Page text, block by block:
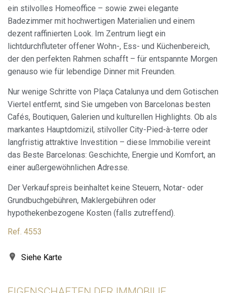
ein stilvolles Homeoffice – sowie zwei elegante
Badezimmer mit hochwertigen Materialien und einem
dezent raffinierten Look. Im Zentrum liegt ein
lichtdurchfluteter offener Wohn-, Ess- und Küchenbereich,
der den perfekten Rahmen schafft – für entspannte Morgen
genauso wie für lebendige Dinner mit Freunden.
Nur wenige Schritte von Plaça Catalunya und dem Gotischen
Viertel entfernt, sind Sie umgeben von Barcelonas besten
Cafés, Boutiquen, Galerien und kulturellen Highlights. Ob als
markantes Hauptdomizil, stilvoller City-Pied-à-terre oder
langfristig attraktive Investition – diese Immobilie vereint
das Beste Barcelonas: Geschichte, Energie und Komfort, an
einer außergewöhnlichen Adresse.
Der Verkaufspreis beinhaltet keine Steuern, Notar- oder
Grundbuchgebühren, Maklergebühren oder
hypothekenbezogene Kosten (falls zutreffend).
Ref. 4553
Siehe Karte
Cookies ändern
Technik und Funktional
Immer aktiv
Diese Website verwendet eigene Cookies, um
Informationen zu sammeln, um unsere Dienste zu
verbessern. Wenn Sie weiter surfen, akzeptieren Sie deren
Installation. Der Benutzer hat die Möglichkeit, seinen
Browser zu konfigurieren und auf Wunsch zu verhindern,
dass er auf seiner Festplatte installiert wird, obwohl er
bedenken muss, dass dies zu Schwierigkeiten beim
Navigieren auf der Website führen kann.
Analytik und Anpassung
Sie ermöglichen die Beobachtung und Analyse des
Verhaltens der Nutzer dieser Website. Die durch diese Art
von Cookies gesammelten Informationen werden
verwendet, um die Aktivität des Webs zu messen, um
Verbesserungen einzuführen. Sie ermöglichen es uns, die